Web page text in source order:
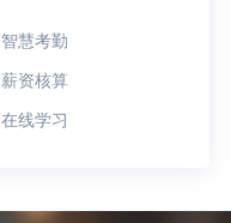
智慧考勤
薪资核算
在线学习